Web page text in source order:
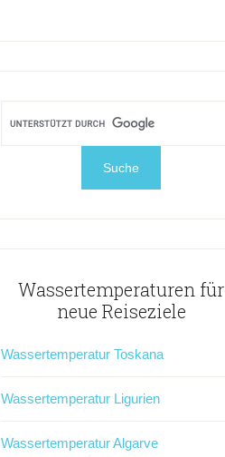
Wassertemperaturen für
neue Reiseziele
Wassertemperatur Toskana
Wassertemperatur Ligurien
Wassertemperatur Algarve